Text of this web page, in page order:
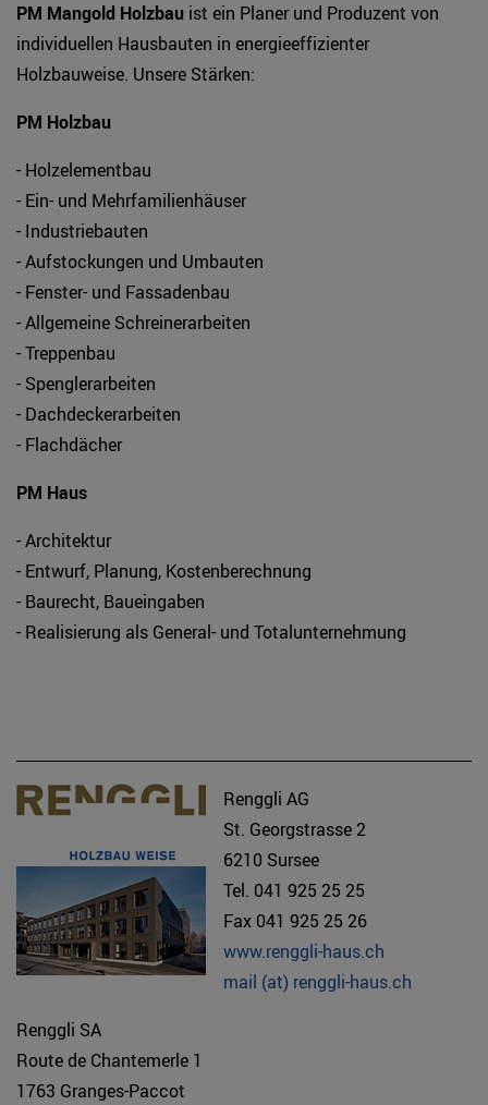
PM Mangold Holzbau ist ein Planer und Produzent von
individuellen Hausbauten in energieeffizienter
Holzbauweise. Unsere Stärken:
PM Holzbau
- Holzelementbau
- Ein- und Mehrfamilienhäuser
- Industriebauten
- Aufstockungen und Umbauten
- Fenster- und Fassadenbau
- Allgemeine Schreinerarbeiten
- Treppenbau
- Spenglerarbeiten
- Dachdeckerarbeiten
- Flachdächer
PM Haus
- Architektur
- Entwurf, Planung, Kostenberechnung
- Baurecht, Baueingaben
- Realisierung als General- und Totalunternehmung
Renggli AG
St. Georgstrasse 2
6210 Sursee
Tel. 041 925 25 25
Fax 041 925 25 26
www.renggli-haus.ch
mail (at) renggli-haus.ch
Renggli SA
Route de Chantemerle 1
1763 Granges-Paccot